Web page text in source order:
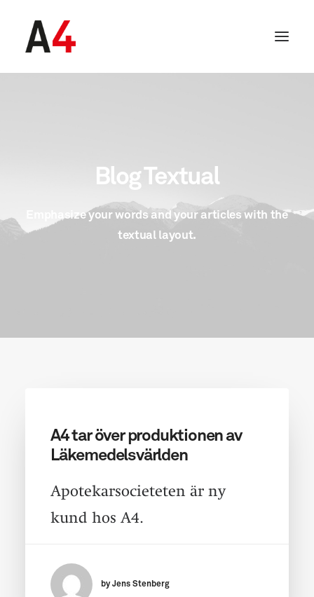
Blog Textual
Emphasize your words and your articles with the
textual layout.
A4 tar över produktionen av
Läkemedelsvärlden
Apotekarsocieteten är ny
kund hos A4.
by Jens Stenberg